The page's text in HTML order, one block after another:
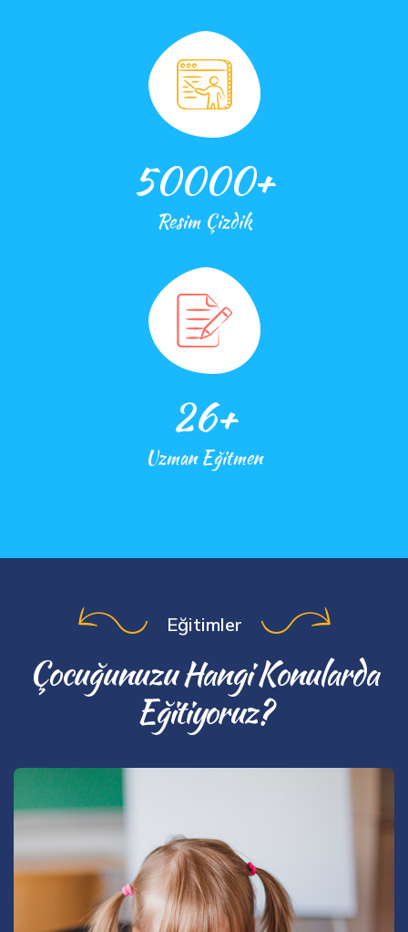
50000+
Resim Çizdik
26+
Uzman Eğitmen
Eğitimler
Çocuğunuzu Hangi Konularda
Eğitiyoruz?